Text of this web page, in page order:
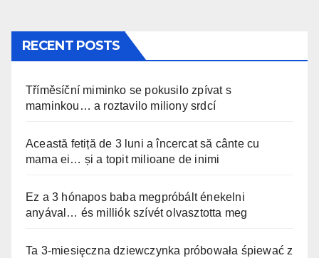
RECENT POSTS
Tříměsíční miminko se pokusilo zpívat s
maminkou… a roztavilo miliony srdcí
Această fetiță de 3 luni a încercat să cânte cu
mama ei… și a topit milioane de inimi
Ez a 3 hónapos baba megpróbált énekelni
anyával… és milliók szívét olvasztotta meg
Ta 3-miesięczna dziewczynka próbowała śpiewać z